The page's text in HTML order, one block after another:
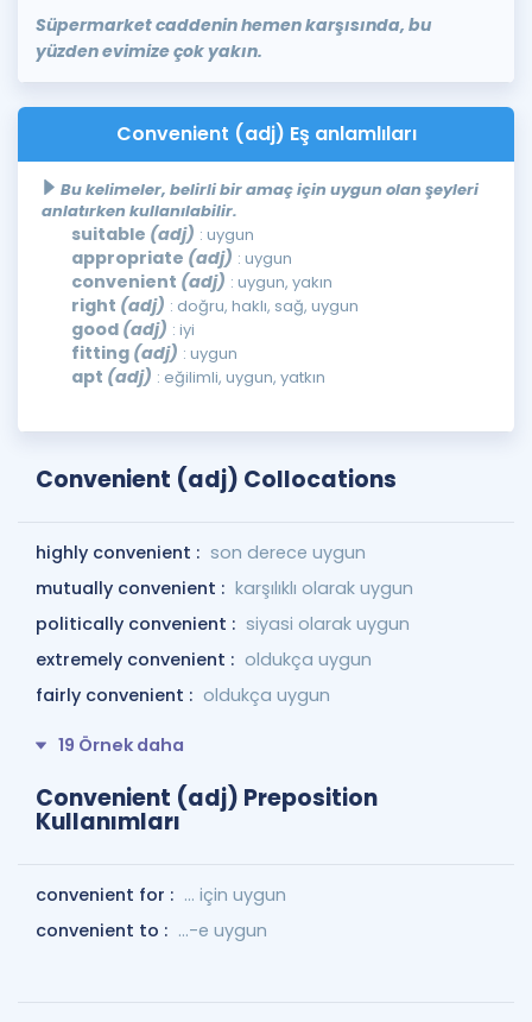
Süpermarket caddenin hemen karşısında, bu
yüzden evimize çok yakın.
Convenient (adj) Eş anlamlıları
Bu kelimeler, belirli bir amaç için uygun olan şeyleri
anlatırken kullanılabilir.
suitable (adj) : uygun
appropriate (adj) : uygun
convenient (adj) : uygun, yakın
right (adj) : doğru, haklı, sağ, uygun
good (adj) : iyi
fitting (adj) : uygun
apt (adj) : eğilimli, uygun, yatkın
Convenient (adj) Collocations
highly convenient : son derece uygun
mutually convenient : karşılıklı olarak uygun
politically convenient : siyasi olarak uygun
extremely convenient : oldukça uygun
fairly convenient : oldukça uygun
19 Örnek daha
Convenient (adj) Preposition
Kullanımları
convenient for : ... için uygun
convenient to : ...-e uygun